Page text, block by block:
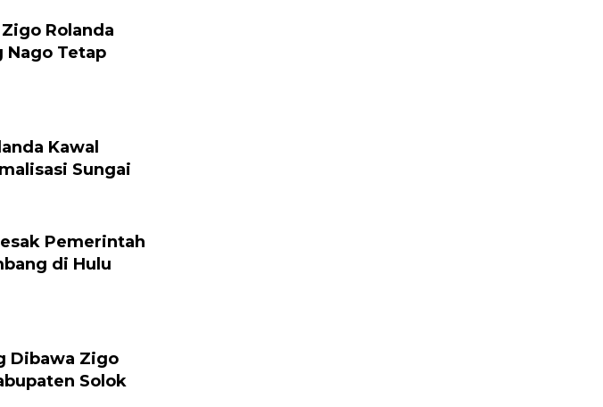
Rolanda
Nago Tetap
Kawal
Sungai
Pemerintah
di Hulu
Dibawa Zigo
Solok